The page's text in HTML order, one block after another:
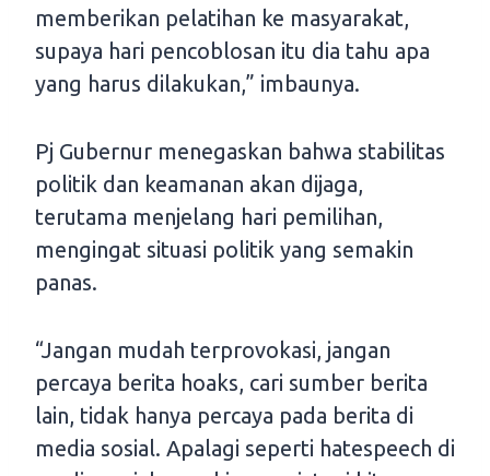
memberikan pelatihan ke masyarakat,
supaya hari pencoblosan itu dia tahu apa
yang harus dilakukan,” imbaunya.
Pj Gubernur menegaskan bahwa stabilitas
politik dan keamanan akan dijaga,
terutama menjelang hari pemilihan,
mengingat situasi politik yang semakin
panas.
“Jangan mudah terprovokasi, jangan
percaya berita hoaks, cari sumber berita
lain, tidak hanya percaya pada berita di
media sosial. Apalagi seperti hatespeech di